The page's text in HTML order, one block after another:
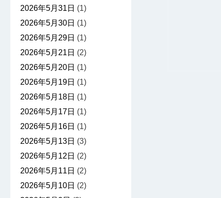
2026年5月31日 (1)
2026年5月30日 (1)
2026年5月29日 (1)
2026年5月21日 (2)
2026年5月20日 (1)
2026年5月19日 (1)
2026年5月18日 (1)
2026年5月17日 (1)
2026年5月16日 (1)
2026年5月13日 (3)
2026年5月12日 (2)
2026年5月11日 (2)
2026年5月10日 (2)